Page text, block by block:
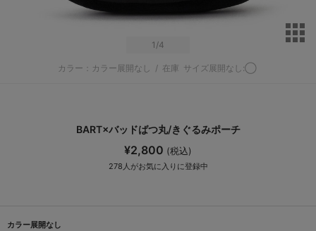
1 /4
カラー：カラー展開なし / 在庫 サイズ展開なし:◯
BART×バッドばつ丸/きぐるみポーチ
¥2,800 (税込)
278 人がお気に入りに登録中
カラー展開なし